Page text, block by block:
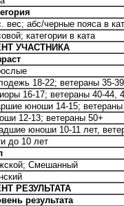
вес; абс/черные пояса в
категории в ката
УЧАСТНИКА
18-22; ветераны 35-
16-17; ветераны 40-44,
юноши 14-15; ветераны
12-13; ветераны 50+
юноши 10-11 лет,
до 10 лет
Смешанный
РЕЗУЛЬТАТА
результата